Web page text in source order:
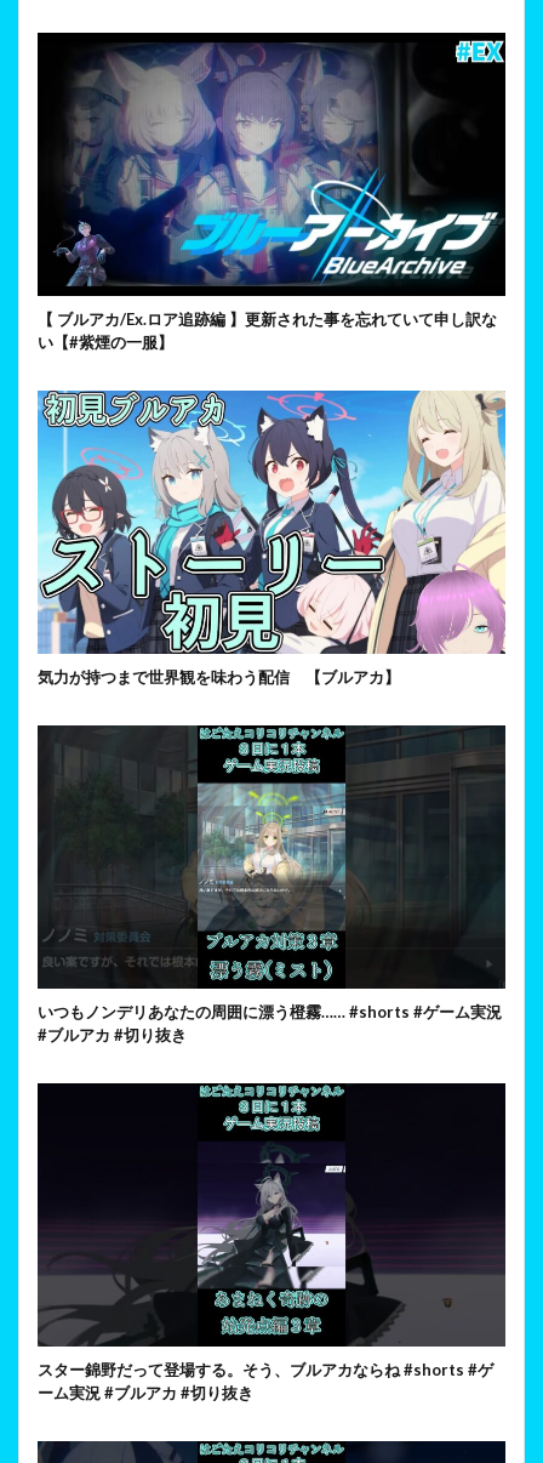
【 ブルアカ/Ex.ロア追跡編 】更新された事を忘れていて申し訳な
い【#紫煙の一服】
気力が持つまで世界観を味わう配信 【ブルアカ】
いつもノンデリあなたの周囲に漂う橙霧…… #shorts #ゲーム実況
#ブルアカ #切り抜き
スター錦野だって登場する。そう、ブルアカならね #shorts #ゲ
ーム実況 #ブルアカ #切り抜き